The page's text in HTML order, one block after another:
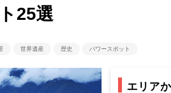
25選
世界遺産 歴史 パワースポット
エリア